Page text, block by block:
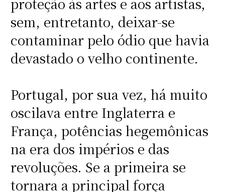
proteção às artes e aos artistas,
sem, entretanto, deixar-se
contaminar pelo ódio que havia
devastado o velho continente.
Portugal, por sua vez, há muito
oscilava entre Inglaterra e
França, potências hegemônicas
na era dos impérios e das
revoluções. Se a primeira se
tornara a principal força